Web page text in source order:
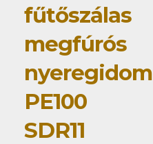
fűtőszálas
megfúrós
nyeregidom
PE100
SDR11